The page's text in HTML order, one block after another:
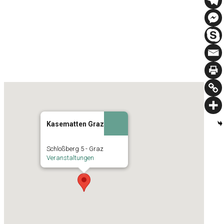
Kasematten Graz
Schloßberg 5 - Graz
Veranstaltungen